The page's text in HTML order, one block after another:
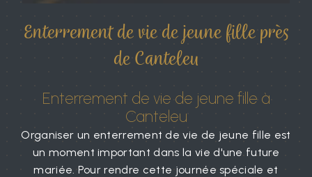
Enterrement de vie de jeune fille près
de Canteleu
Enterrement de vie de jeune fille à
Canteleu
Organiser un enterrement de vie de jeune fille est
un moment important dans la vie d'une future
mariée. Pour rendre cette journée spéciale et